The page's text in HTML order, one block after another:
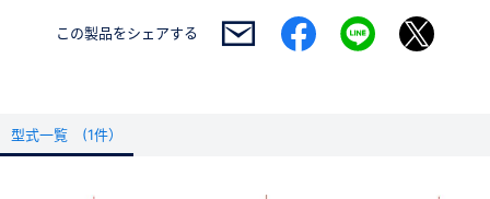
この製品をシェアする
型式一覧 (1件）